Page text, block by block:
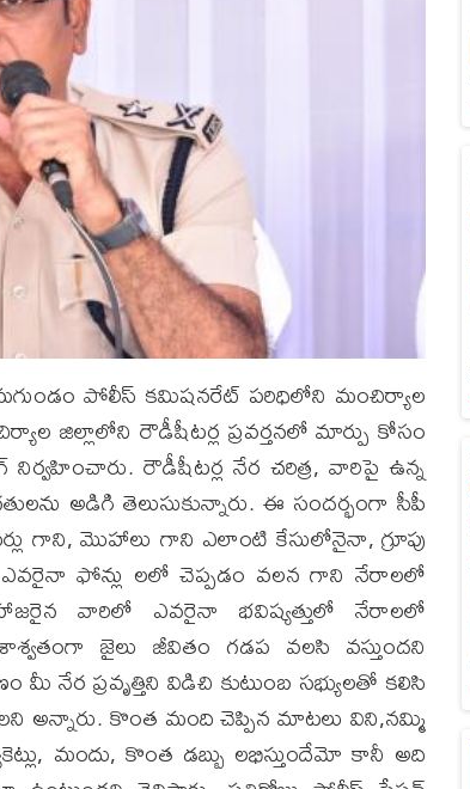
పోలీస్ కమిషనరేట్ పరిధిలోని మంచిర్యాల
జిల్లాలోని రౌడీషీటర్ల ప్రవర్తనలో మార్పు కోసం
రౌడీషీటర్ల నేర చరిత్ర, వారిపై ఉన్న
అడిగి తెలుసుకున్నారు. ఈ సందర్భంగా సీపీ
గాని, మొహాలు గాని ఎలాంటి కేసులోనైనా, గ్రూపు
ఫోన్లు లలో చెప్పడం వలన గాని నేరాలలో
హాజరైన వారిలో ఎవరైనా భవిష్యత్తులో నేరాలలో
జైలు జీవితం గడప వలసి వస్తుందని
నేర ప్రవృత్తిని విడిచి కుటుంబ సభ్యులతో కలిసి
అన్నారు. కొంత మంది చెప్పిన మాటలు విని,నమ్మి
మందు, కొంత డబ్బు లభిస్తుందేమో కానీ అది